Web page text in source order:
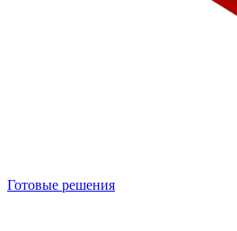
Готовые решения